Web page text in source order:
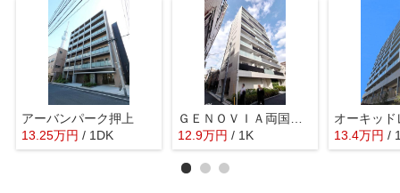
アーバンパーク押上
13.25万円 / 1DK
ＧＥＮＯＶＩＡ両国Ⅵ ｇｒｅｅｎ ｖｅｉｌ
12.9万円 / 1K 13.4万円 /